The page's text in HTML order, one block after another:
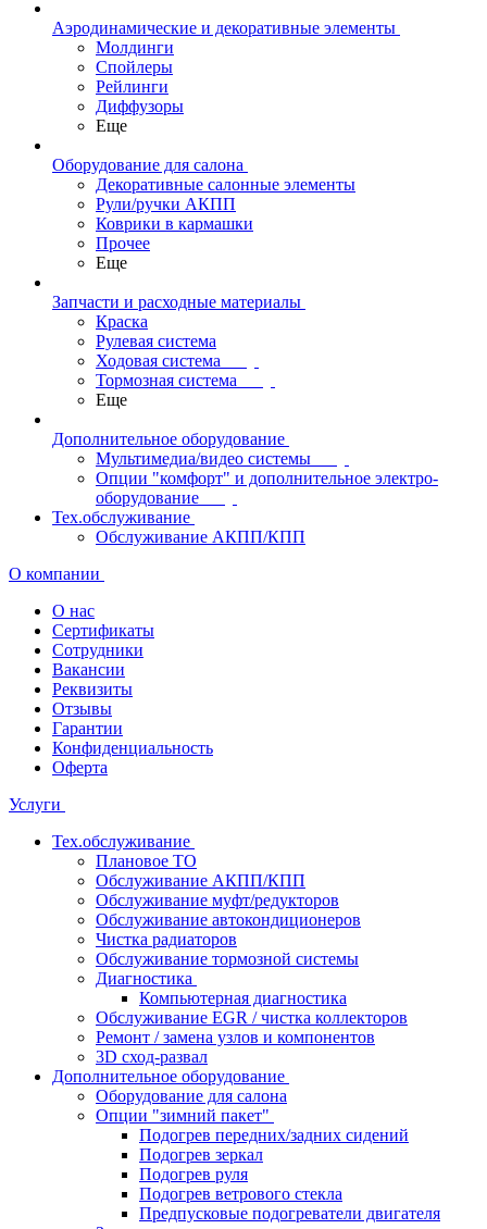
Аэродинамические и декоративные элементы
Молдинги
Спойлеры
Рейлинги
Диффузоры
Еще
Оборудование для салона
Декоративные салонные элементы
Рули/ручки АКПП
Коврики в кармашки
Прочее
Еще
Запчасти и расходные материалы
Краска
Рулевая система
Ходовая система
Тормозная система
Еще
Дополнительное оборудование
Мультимедиа/видео системы
Опции "комфорт" и дополнительное электро-
оборудование
Тех.обслуживание
Обслуживание АКПП/КПП
О компании
О нас
Сертификаты
Сотрудники
Вакансии
Реквизиты
Отзывы
Гарантии
Конфиденциальность
Оферта
Услуги
Тех.обслуживание
Плановое ТО
Обслуживание АКПП/КПП
Обслуживание муфт/редукторов
Обслуживание автокондиционеров
Чистка радиаторов
Обслуживание тормозной системы
Диагностика
Компьютерная диагностика
Обслуживание EGR / чистка коллекторов
Ремонт / замена узлов и компонентов
3D сход-развал
Дополнительное оборудование
Оборудование для салона
Опции "зимний пакет"
Подогрев передних/задних сидений
Подогрев зеркал
Подогрев руля
Подогрев ветрового стекла
Предпусковые подогреватели двигателя